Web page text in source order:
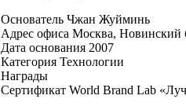
Основатель Чжан Жуйминь
Адрес офиса Москва, Новинский
Дата основания 2007
Категория Технологии
Награды
Сертификат World Brand Lab